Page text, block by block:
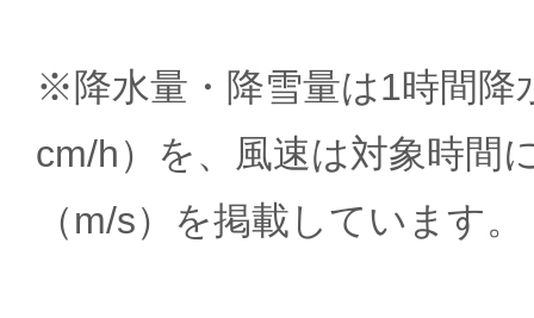
※降水量・降雪量は1時間降
cm/h）を、風速は対象時間
（m/s）を掲載しています。